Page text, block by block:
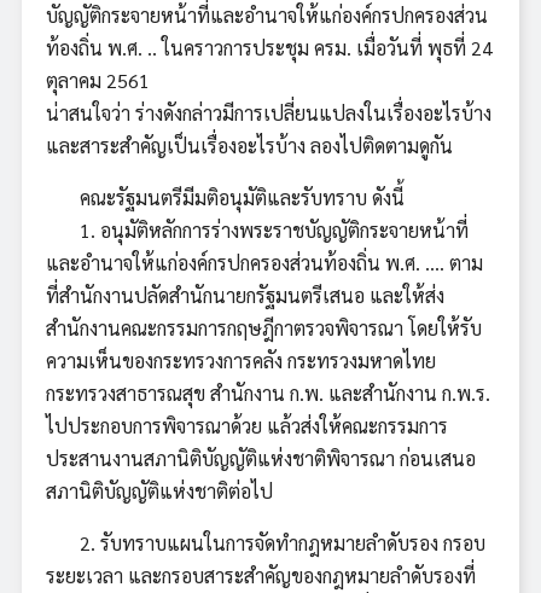
บัญญัติกระจายหน้าที่และอำนาจให้แก่องค์กรปกครองส่วน
ท้องถิ่น พ.ศ. .. ในคราวการประชุม ครม. เมื่อวันที่ พุธที่ 24
ตุลาคม 2561
น่าสนใจว่า ร่างดังกล่าวมีการเปลี่ยนแปลงในเรื่องอะไรบ้าง
และสาระสำคัญเป็นเรื่องอะไรบ้าง ลองไปติดตามดูกัน
คณะรัฐมนตรีมีมติอนุมัติและรับทราบ ดังนี้
1. อนุมัติหลักการร่างพระราชบัญญัติกระจายหน้าที่
และอำนาจให้แก่องค์กรปกครองส่วนท้องถิ่น พ.ศ. …. ตาม
ที่สำนักงานปลัดสำนักนายกรัฐมนตรีเสนอ และให้ส่ง
สำนักงานคณะกรรมการกฤษฎีกาตรวจพิจารณา โดยให้รับ
ความเห็นของกระทรวงการคลัง กระทรวงมหาดไทย
กระทรวงสาธารณสุข สำนักงาน ก.พ. และสำนักงาน ก.พ.ร.
ไปประกอบการพิจารณาด้วย แล้วส่งให้คณะกรรมการ
ประสานงานสภานิติบัญญัติแห่งชาติพิจารณา ก่อนเสนอ
สภานิติบัญญัติแห่งชาติต่อไป
2. รับทราบแผนในการจัดทำกฎหมายลำดับรอง กรอบ
ระยะเวลา และกรอบสาระสำคัญของกฎหมายลำดับรองที่